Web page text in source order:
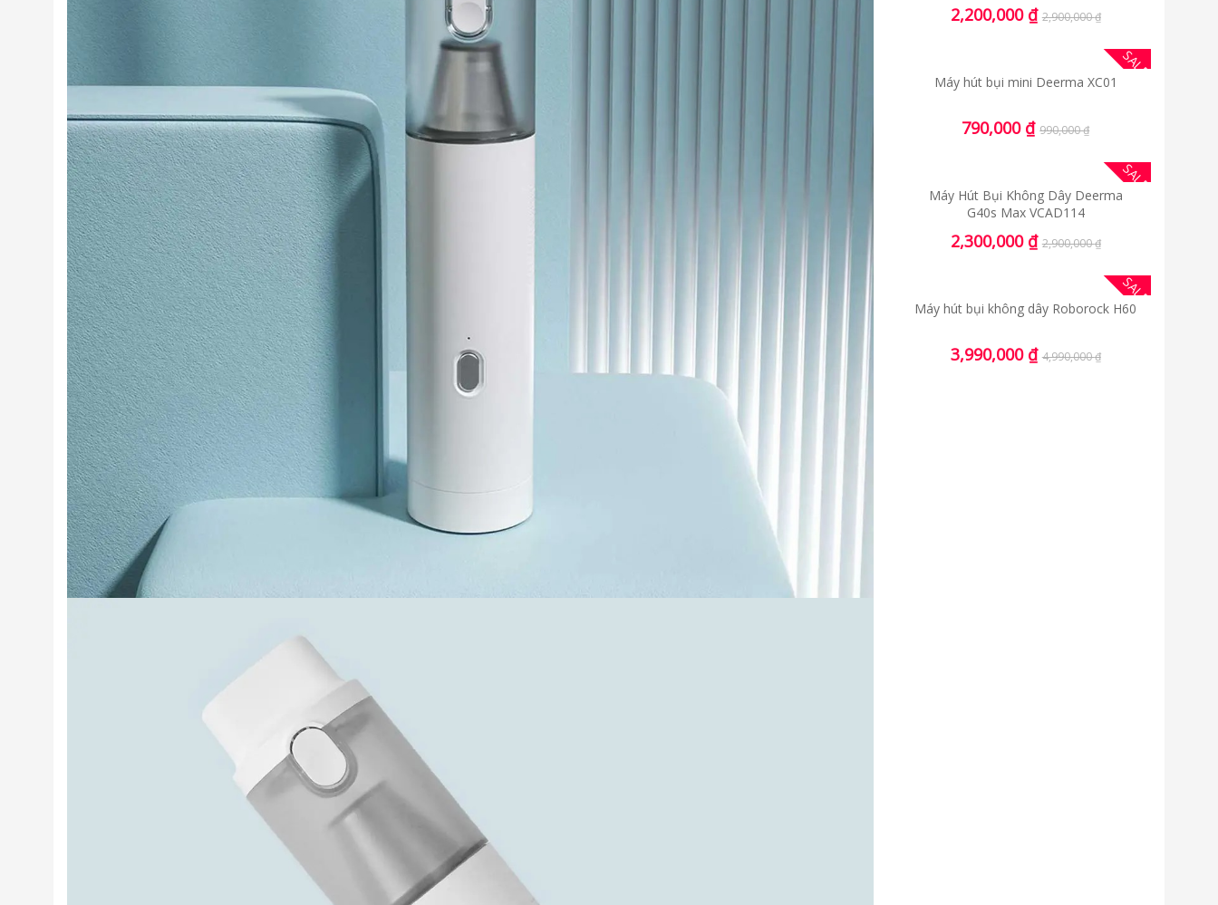
2,200,000 ₫ 2,900,000₫
SALE
Máy hút bụi mini Deerma XC01
790,000 ₫ 990,000₫
SALE
Máy Hút Bụi Không Dây Deerma
G40s Max VCAD114
2,300,000 ₫ 2,900,000₫
SALE
Máy hút bụi không dây Roborock H60
3,990,000 ₫ 4,990,000₫